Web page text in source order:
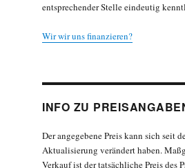
entsprechender Stelle eindeutig
Wir wir uns finanzieren?
INFO ZU
Der angegebene Preis kann sich seit
Aktualisierung verändert haben.
Verkauf ist der tatsächliche Preis des